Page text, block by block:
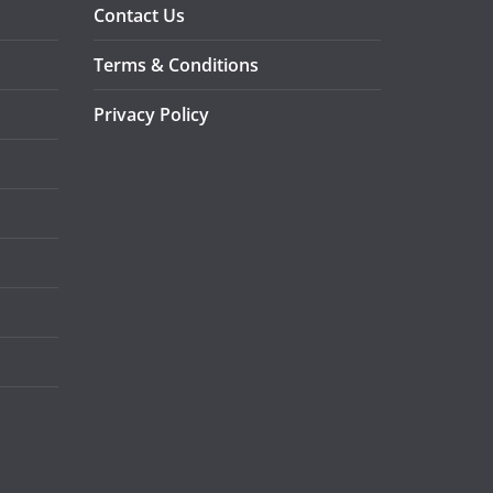
Contact Us
Terms & Conditions
Privacy Policy